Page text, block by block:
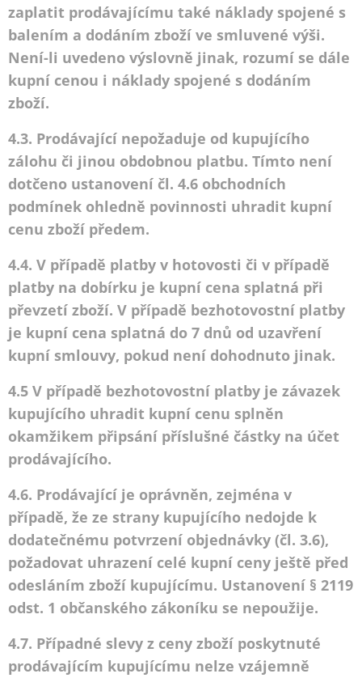
zaplatit prodávajícímu také náklady spojené s
balením a dodáním zboží ve smluvené výši.
Není-li uvedeno výslovně jinak, rozumí se dále
kupní cenou i náklady spojené s dodáním
zboží.
4.3. Prodávající nepožaduje od kupujícího
zálohu či jinou obdobnou platbu. Tímto není
dotčeno ustanovení čl. 4.6 obchodních
podmínek ohledně povinnosti uhradit kupní
cenu zboží předem.
4.4. V případě platby v hotovosti či v případě
platby na dobírku je kupní cena splatná při
převzetí zboží. V případě bezhotovostní platby
je kupní cena splatná do 7 dnů od uzavření
kupní smlouvy, pokud není dohodnuto jinak.
4.5 V případě bezhotovostní platby je závazek
kupujícího uhradit kupní cenu splněn
okamžikem připsání příslušné částky na účet
prodávajícího.
4.6. Prodávající je oprávněn, zejména v
případě, že ze strany kupujícího nedojde k
dodatečnému potvrzení objednávky (čl. 3.6),
požadovat uhrazení celé kupní ceny ještě před
odesláním zboží kupujícímu. Ustanovení § 2119
odst. 1 občanského zákoníku se nepoužije.
4.7. Případné slevy z ceny zboží poskytnuté
prodávajícím kupujícímu nelze vzájemně